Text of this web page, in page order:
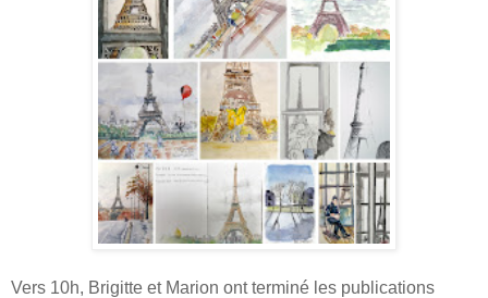
Vers 10h, Brigitte et Marion ont terminé les publications